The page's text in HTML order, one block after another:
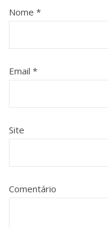
Nome *
Email *
Site
Comentário